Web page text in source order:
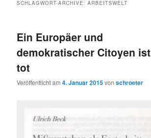
SCHLAGWORT-ARCHIVE:ARBEITSWELT
Ein Europäer und
demokratischer Citoyen ist
tot
Veröffentlicht am4. Januar 2015vonschroeter